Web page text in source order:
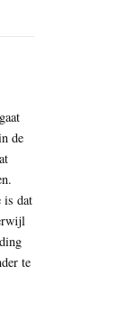
de
is dat
te